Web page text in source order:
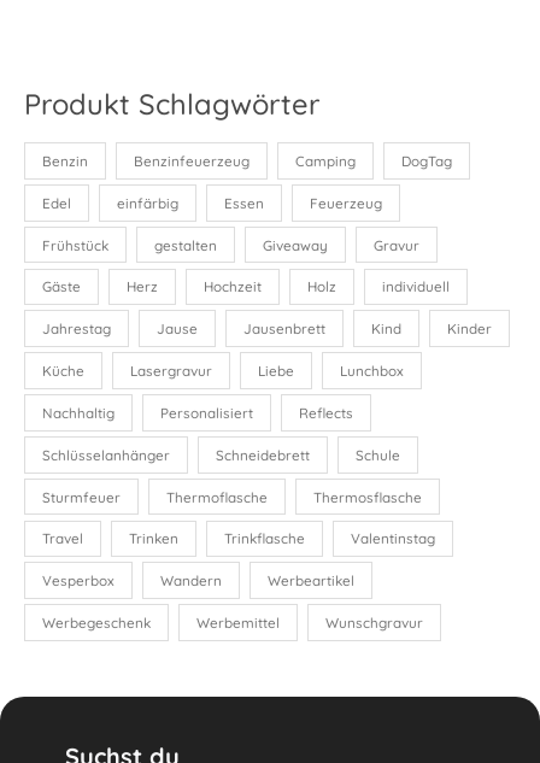
Produkt Schlagwörter
Benzin Benzinfeuerzeug Camping DogTag
Edel einfärbig Essen Feuerzeug
Frühstück gestalten Giveaway Gravur
Gäste Herz Hochzeit Holz individuell
Jahrestag Jause Jausenbrett Kind Kinder
Küche Lasergravur Liebe Lunchbox
Nachhaltig Personalisiert Reflects
Schlüsselanhänger Schneidebrett Schule
Sturmfeuer Thermoflasche Thermosflasche
Travel Trinken Trinkflasche Valentinstag
Vesperbox Wandern Werbeartikel
Werbegeschenk Werbemittel Wunschgravur
Suchst du